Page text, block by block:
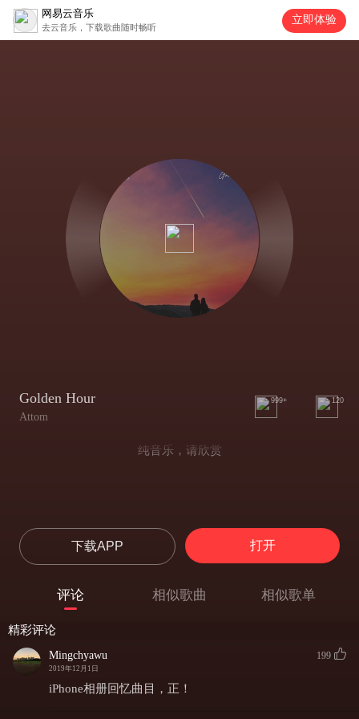
网易云音乐
去云音乐，下载歌曲随时畅听
立即体验
Golden Hour
Attom
999+ 120
纯音乐，请欣赏
下载APP 打开
评论 相似歌曲 相似歌单
精彩评论
Mingchyawu
2019年12月1日
199
iPhone相册回忆曲目，正！